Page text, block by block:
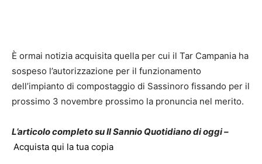
È ormai notizia acquisita quella per cui il Tar Campania ha
sospeso l’autorizzazione per il funzionamento
dell’impianto di compostaggio di Sassinoro fissando per il
prossimo 3 novembre prossimo la pronuncia nel merito.
L’articolo completo su Il Sannio Quotidiano di oggi –
Acquista qui la tua copia